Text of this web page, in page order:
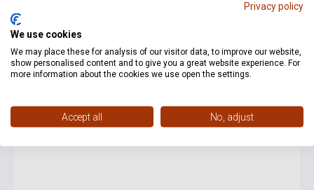
6 200 Ft
Készlet: 1-10 darab
Privacy policy
We use cookies
We may place these for analysis of our visitor data, to improve our website,
show personalised content and to give you a great website experience. For
more information about the cookies we use open the settings.
Accept all No, adjust